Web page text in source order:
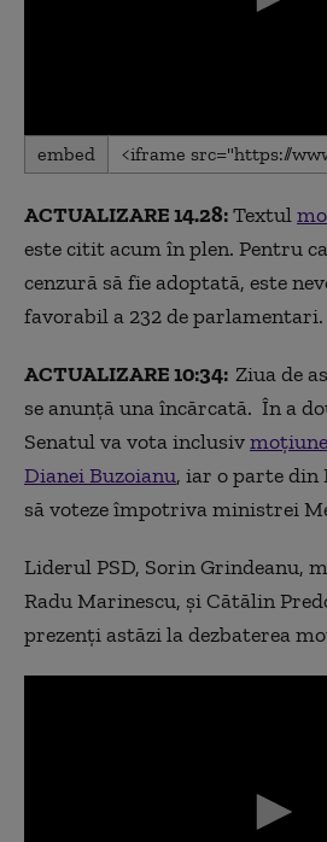
0
seconds
seconds
embed
ACTUALIZARE 14.28:Textul
este citit acum în plen. Pentru
cenzură să fie adoptată, este
favorabil a 232 de parlamentari.
ACTUALIZARE 10:34: Ziua de
se anunță una încărcată. În a
Senatul va vota inclusiv
Dianei Buzoianu, iar o parte din
să voteze împotriva ministrei
Liderul PSD, Sorin Grindeanu,
Radu Marinescu, și Cătălin
prezenți astăzi la dezbaterea